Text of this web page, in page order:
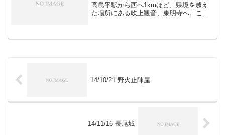
高島平駅から西へ1kmほど、県境を越え
た場所にある吹上観音、東明寺へ。ここ
が城郭遺構かはっきりしていない模様で
14/10/21 野火止陣屋
14/11/16 長尾城